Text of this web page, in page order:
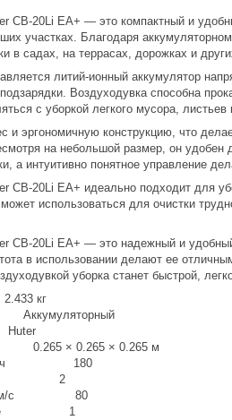
CB-20Li EA+ — это компактный и
участках. Благодаря
садах, на террасах, дорожках и
литий-ионный аккумулятор
Воздуходувка способна
с уборкой легкого мусора, листьев
и эргономичную конструкцию, что
на небольшой размер, он удобен
а интуитивно понятное управление
CB-20Li EA+ идеально подходит для
использоваться для очистки
CB-20Li EA+ — это надежный и
в использовании делают ее
уборка станет быстрой,
кг
× 0.265 × 0.265 м
м³/ч 180
л 2
м/с 80
1